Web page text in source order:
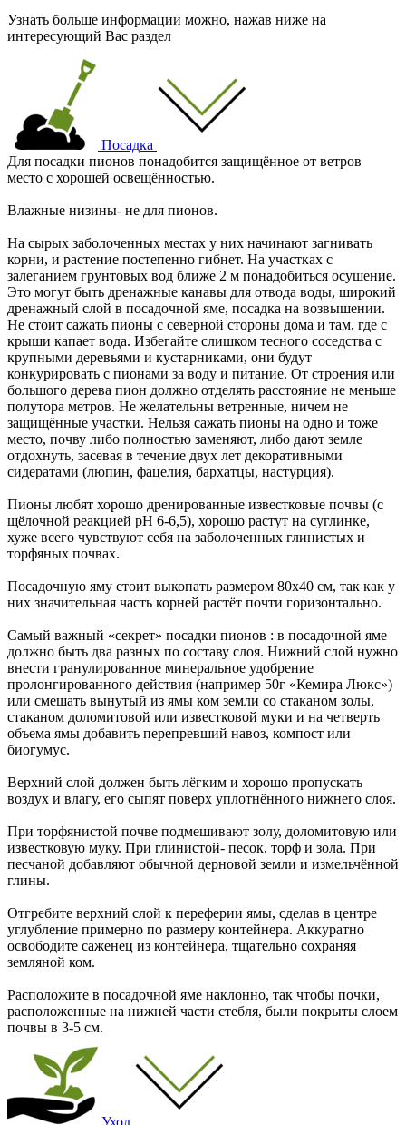
Узнать больше информации можно, нажав ниже на
интересующий Вас раздел
Посадка
Для посадки пионов понадобится защищённое от ветров
место с хорошей освещённостью.
Влажные низины- не для пионов.
На сырых заболоченных местах у них начинают загнивать
корни, и растение постепенно гибнет. На участках с
залеганием грунтовых вод ближе 2 м понадобиться осушение.
Это могут быть дренажные канавы для отвода воды, широкий
дренажный слой в посадочной яме, посадка на возвышении.
Не стоит сажать пионы с северной стороны дома и там, где с
крыши капает вода. Избегайте слишком тесного соседства с
крупными деревьями и кустарниками, они будут
конкурировать с пионами за воду и питание. От строения или
большого дерева пион должно отделять расстояние не меньше
полутора метров. Не желательны ветренные, ничем не
защищённые участки. Нельзя сажать пионы на одно и тоже
место, почву либо полностью заменяют, либо дают земле
отдохнуть, засевая в течение двух лет декоративными
сидератами (люпин, фацелия, бархатцы, настурция).
Пионы любят хорошо дренированные известковые почвы (с
щёлочной реакцией рН 6-6,5), хорошо растут на суглинке,
хуже всего чувствуют себя на заболоченных глинистых и
торфяных почвах.
Посадочную яму стоит выкопать размером 80х40 см, так как у
них значительная часть корней растёт почти горизонтально.
Самый важный «секрет» посадки пионов : в посадочной яме
должно быть два разных по составу слоя. Нижний слой нужно
внести гранулированное минеральное удобрение
пролонгированного действия (например 50г «Кемира Люкс»)
или смешать вынутый из ямы ком земли со стаканом золы,
стаканом доломитовой или известковой муки и на четверть
объема ямы добавить перепревший навоз, компост или
биогумус.
Верхний слой должен быть лёгким и хорошо пропускать
воздух и влагу, его сыпят поверх уплотнённого нижнего слоя.
При торфянистой почве подмешивают золу, доломитовую или
известковую муку. При глинистой- песок, торф и зола. При
песчаной добавляют обычной дерновой земли и измельчённой
глины.
Отгребите верхний слой к переферии ямы, сделав в центре
углубление примерно по размеру контейнера. Аккуратно
освободите саженец из контейнера, тщательно сохраняя
земляной ком.
Расположите в посадочной яме наклонно, так чтобы почки,
расположенные на нижней части стебля, были покрыты слоем
почвы в 3-5 см.
Уход